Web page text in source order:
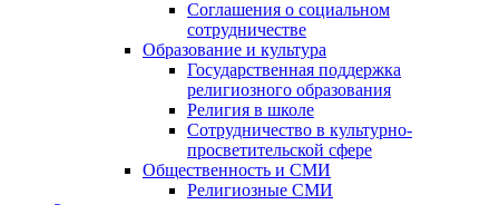
Соглашения о социальном
сотрудничестве
Образование и культура
Государственная поддержка
религиозного образования
Религия в школе
Сотрудничество в культурно-
просветительской сфере
Общественность и СМИ
Религиозные СМИ